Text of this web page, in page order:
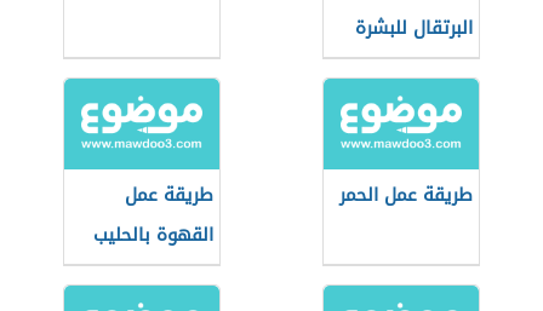
البرتقال للبشرة
طريقة عمل الحمر
طريقة عمل
القهوة بالحليب